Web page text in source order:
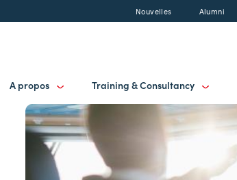
Nouvelles Alumni
A propos Training & Consultancy